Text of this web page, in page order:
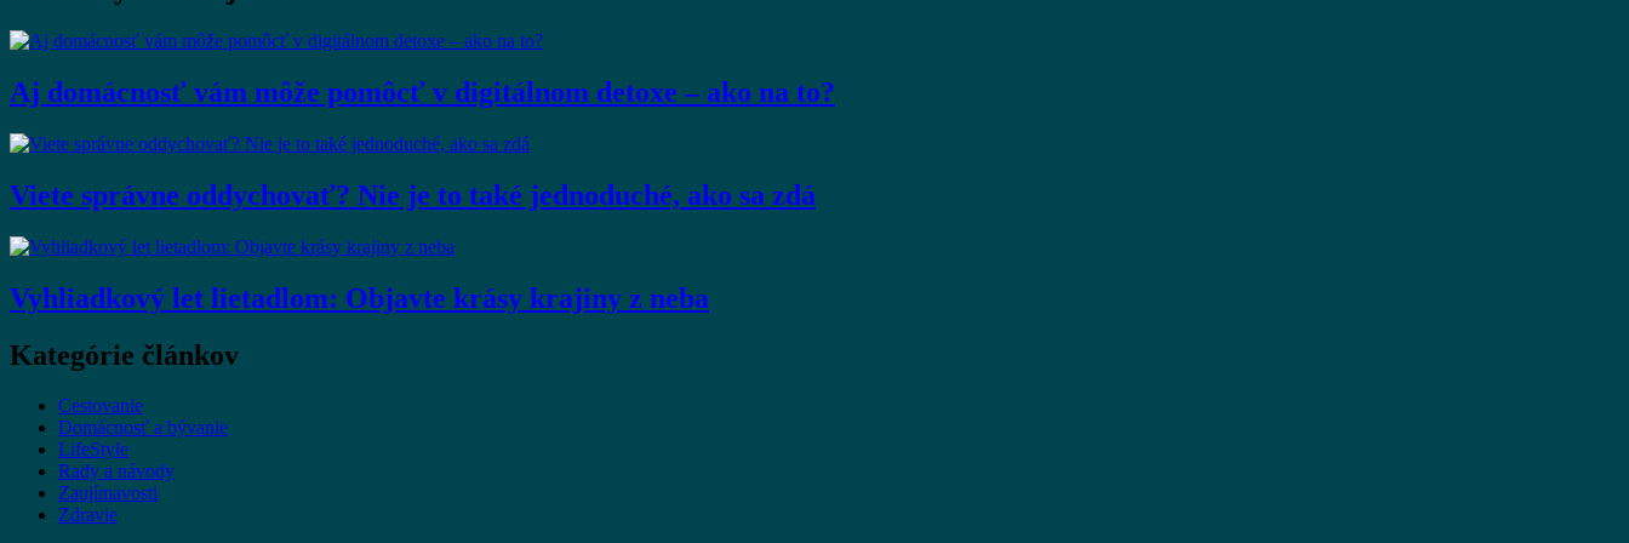
Aj domácnosť vám môže pomôcť v digitálnom detoxe – ako na to?
Viete správne oddychovať? Nie je to také jednoduché, ako sa zdá
Vyhliadkový let lietadlom: Objavte krásy krajiny z neba
Kategórie článkov
Cestovanie
Domácnosť a bývanie
LifeStyle
Rady a návody
Zaujímavosti
Zdravie